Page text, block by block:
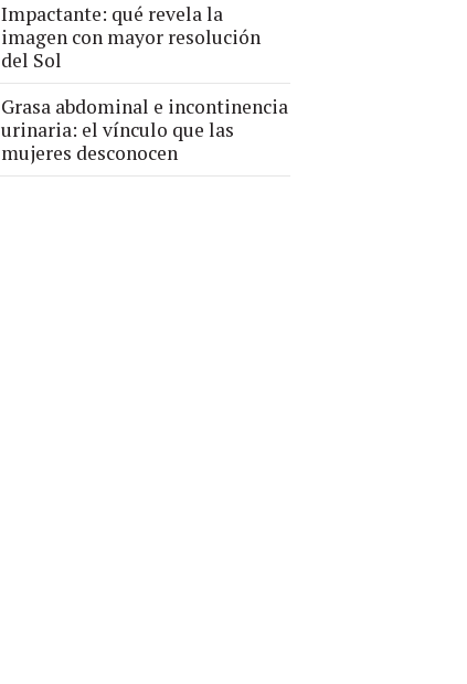
Impactante: qué revela la
imagen con mayor resolución
del Sol
Grasa abdominal e incontinencia
urinaria: el vínculo que las
mujeres desconocen